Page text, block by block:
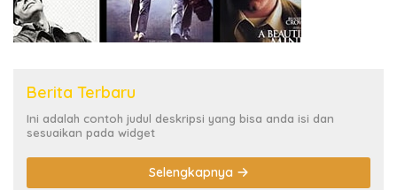
Berita Terbaru
Ini adalah contoh judul deskripsi yang bisa anda isi dan
sesuaikan pada widget
Selengkapnya